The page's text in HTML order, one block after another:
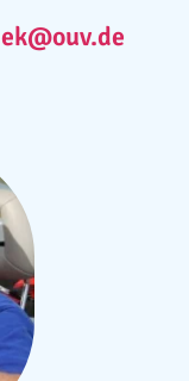
ek@ouv.de